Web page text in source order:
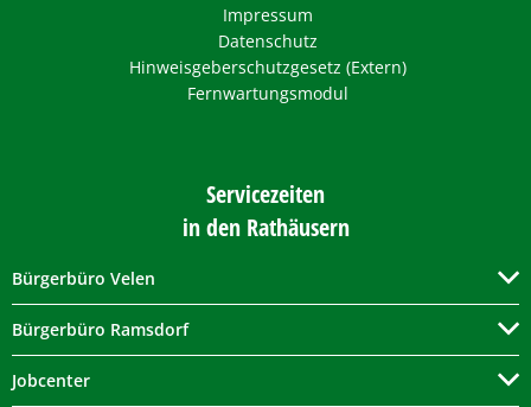
Impressum
Datenschutz
Hinweisgeberschutzgesetz (Extern)
Fernwartungsmodul
Servicezeiten
in den Rathäusern
Bürgerbüro Velen
Bürgerbüro Ramsdorf
Jobcenter